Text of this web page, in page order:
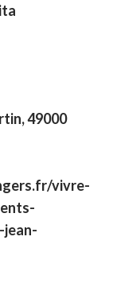
49000
vivre-